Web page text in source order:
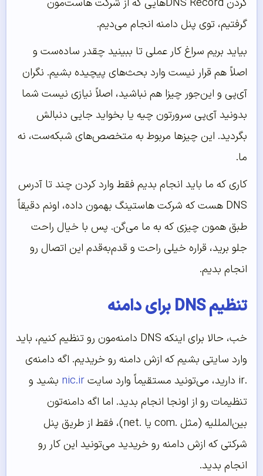
گرفتیم، توی پنل دامنه انجام می‌دیم.
بیاید بریم سراغ کار عملی تا ببینید چقدر ساده‌ست و
اصلاً هم قرار نیست وارد بحث‌های پیچیده بشیم. نگران
آی‌پی و این‌جور چیزا هم نباشید، اصلاً نیازی نیست شما
بدونید آی‌پی سرورتون چیه یا بخواید جایی دنبالش
بگردید. این چیزها مربوط به متخصص‌های شبکه‌ست، نه
ما.
کاری که ما باید انجام بدیم فقط وارد کردن چند تا آدرس
DNS هست که شرکت هاستینگ بهمون داده، اونم دقیقاً
طبق همون چیزی که به ما می‌گن. پس با خیال راحت
جلو برید، قراره خیلی راحت و قدم‌به‌قدم این اتصال رو
انجام بدیم.
تنظیم DNS برای دامنه
خب، حالا برای اینکه DNS‌ دامنه‌مون رو تنظیم کنیم، باید
وارد سایتی بشیم که ازش دامنه رو خریدیم. اگه دامنه‌ی
.ir دارید، می‌تونید مستقیماً وارد سایت
nic.ir بشید و
تنظیمات رو از اونجا انجام بدید. اما اگه دامنه‌تون
بین‌المللیه (مثل .com یا .net)، فقط از طریق پنل
شرکتی که ازش دامنه رو خریدید می‌تونید این کار رو
انجام بدید.